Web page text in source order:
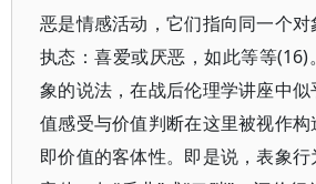
恶是情感活动，它们指向同一个
执态：喜爱或厌恶，如此等等
象的说法，在战后伦理学讲座中
值感受与价值判断在这里被视作构
即价值的客体性。即是说，表象